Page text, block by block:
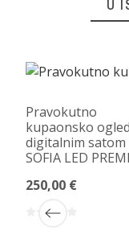
U
Pravokutno
kupaonsko
digitalnim satom
SOFIA LED
250,00 €